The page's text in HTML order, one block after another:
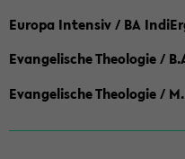
Europa Intensiv / BA
Evangelische Theologie /
Evangelische Theologie /